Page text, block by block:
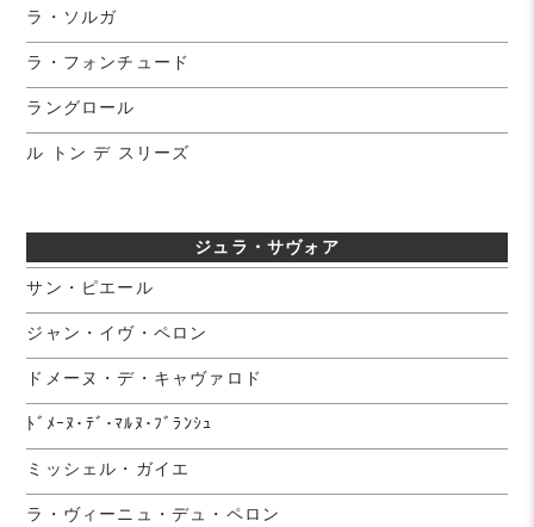
ラ・ソルガ
ラ・フォンチュード
ラングロール
ル トン デ スリーズ
ジュラ・サヴォア
サン・ピエール
ジャン・イヴ・ペロン
ドメーヌ・デ・キャヴァロド
ﾄﾞﾒｰﾇ･ﾃﾞ･ﾏﾙﾇ･ﾌﾞﾗﾝｼｭ
ミッシェル・ガイエ
ラ・ヴィーニュ・デュ・ペロン